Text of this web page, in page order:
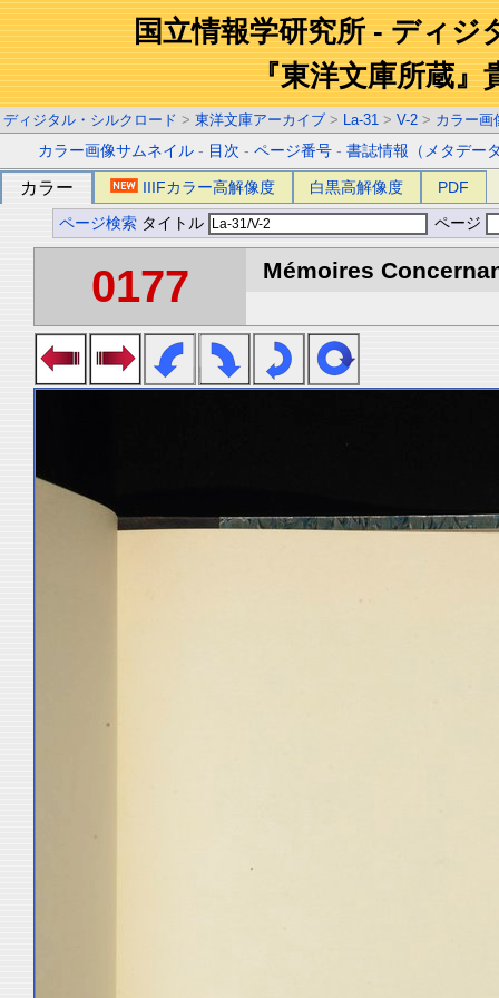
国立情報学研究所 - ディジ
『東洋文庫所蔵』
ディジタル・シルクロード > 東洋文庫アーカイブ > La-31 > V-2 > カラー画
カラー画像サムネイル - 目次 -ページ番号 -書誌情報（メタデー
カラー IIIFカラー高解像度 白黒高解像度 PDF
ページ検索 タイトル ページ
0177 Mémoires